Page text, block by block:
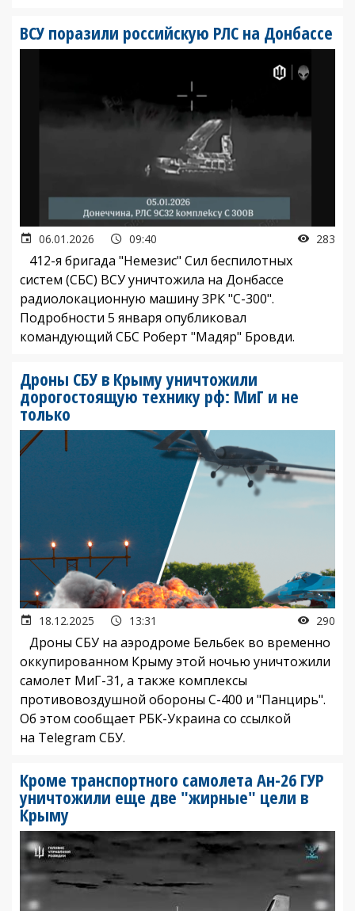
ВСУ поразили российскую РЛС на Донбассе
06.01.2026 09:40 283
412-я бригада "Немезис" Сил беспилотных
систем (СБС) ВСУ уничтожила на Донбассе
радиолокационную машину ЗРК "С-300".
Подробности 5 января опубликовал
командующий СБС Роберт "Мадяр" Бровди.
Дроны СБУ в Крыму уничтожили
дорогостоящую технику рф: МиГ и не
только
18.12.2025 13:31 290
Дроны СБУ на аэродроме Бельбек во временно
оккупированном Крыму этой ночью уничтожили
самолет МиГ-31, а также комплексы
противовоздушной обороны С-400 и "Панцирь".
Об этом сообщает РБК-Украина со ссылкой
на Telegram СБУ.
Кроме транспортного самолета Ан-26 ГУР
уничтожили еще две "жирные" цели в
Крыму